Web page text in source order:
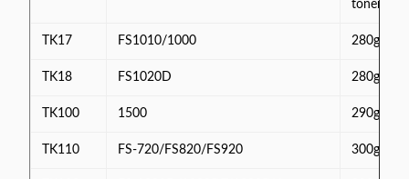
toner
TK17 FS1010/1000 280g
TK18 FS1020D 280g
TK100 1500 290g
TK110 FS-720/FS820/FS920 300g